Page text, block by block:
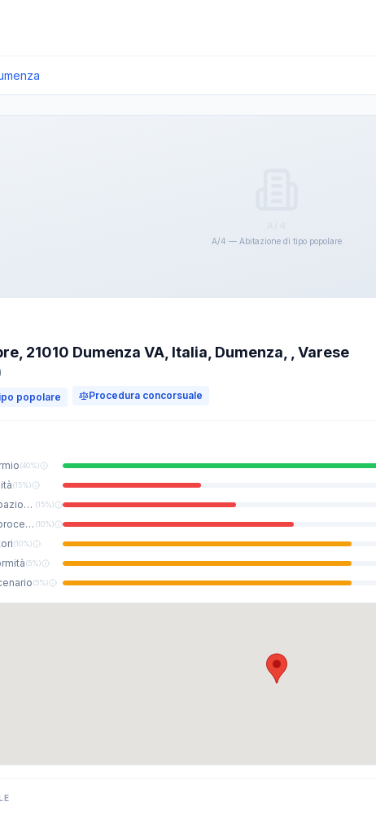
A/4 — Abitazione di tipo popolare
21010 Dumenza VA, Italia, Dumenza, , Varese
popolare Procedura concorsuale
(40%)
(15%)
Occupazione (15%)
Tipo procedura (10%)
(10%)
(5%)
(5%)